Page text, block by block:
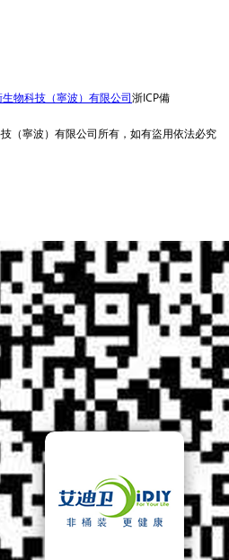
物科技（寧波）有限公司浙ICP備
寧波）有限公司所有，如有盜用依法必究